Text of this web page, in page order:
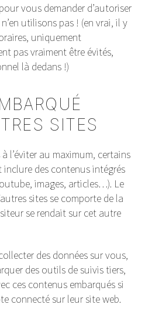
vous demander d’autoriser
utilisons pas ! (en vrai, il y
uniquement
pas vraiment être évités,
là dedans !)
SITES
l’éviter au maximum, certains
des contenus intégrés
images, articles…). Le
sites se comporte de la
se rendait sur cet autre
des données sur vous,
des outils de suivis tiers,
ces contenus embarqués si
connecté sur leur site web.